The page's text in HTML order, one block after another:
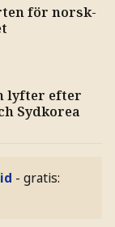
för norsk-
lyfter efter
Sydkorea
- gratis: